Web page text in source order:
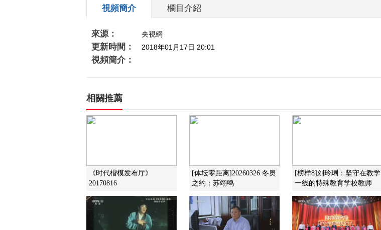
視頻簡介 欄目介紹
來源： 央視網
更新時間： 2018年01月17日 20:01
視頻簡介：
相關推薦
《时代楷模发布厅》
20170816
[体坛零距离]20260326 冬奥
之约：苏翊鸣
[榜样8]刘玲琍：坚守在教学
一线的特殊教育学校教师